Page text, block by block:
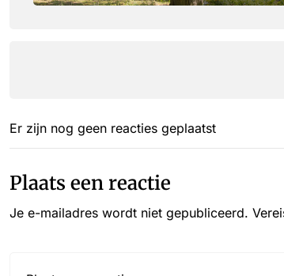
Er zijn nog geen reacties geplaatst
Plaats een reactie
Je e-mailadres wordt niet gepubliceerd.